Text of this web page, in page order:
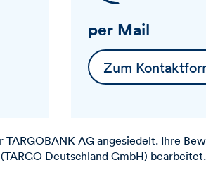
per Mail
Zum
TARGOBANK AG angesiedelt. Ihre
Deutschland GmbH) bearbeitet.